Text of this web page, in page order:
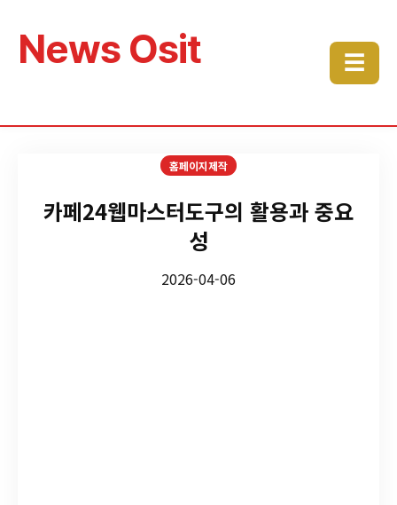
News Osit ☰
홈페이지제작
카페24웹마스터도구의 활용과 중요
성
2026-04-06